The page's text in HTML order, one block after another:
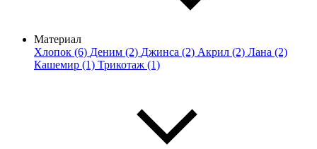
Материал
Хлопок (6) Деним (2) Джинса (2) Акрил (2) Лана (2)
Кашемир (1) Трикотаж (1)